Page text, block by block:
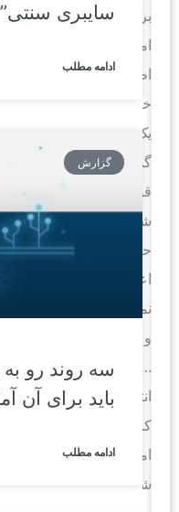
برای
امنیت
اطلاعات
خود
گذرواژه
قوی
شامل
حروف،
اعداد،
نمادها
انتخاب
کنید.
شاید
سایبری سنتی”
ادامه مطلب
گزارش
سه روند رو
باید برای آن
ادامه مطلب